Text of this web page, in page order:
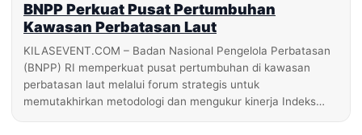
BNPP Perkuat Pusat Pertumbuhan
Kawasan Perbatasan Laut
KILASEVENT.COM – Badan Nasional Pengelola Perbatasan
(BNPP) RI memperkuat pusat pertumbuhan di kawasan
perbatasan laut melalui forum strategis untuk
memutakhirkan metodologi dan mengukur kinerja Indeks…